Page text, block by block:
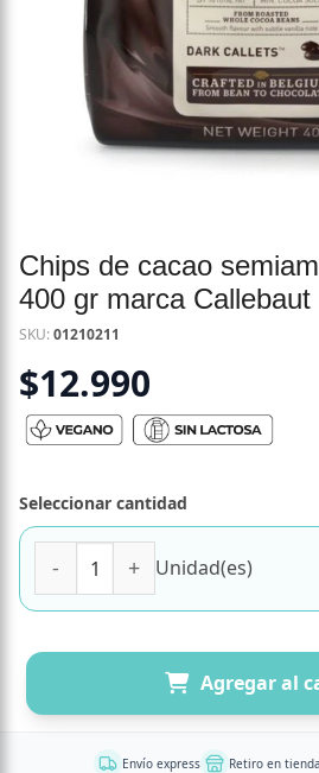
Chips de cacao
400 gr marca Callebaut
SKU:01210211
$12.990
Seleccionar cantidad
Unidad(es)
Agregar al
Envío express Retiro en tienda